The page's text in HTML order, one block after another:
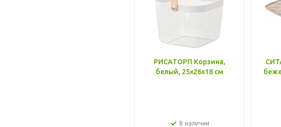
РИСАТОРП Корзина,
белый, 25x26x18 см
В наличии